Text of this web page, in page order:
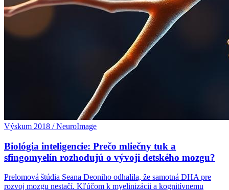
Výskum 2018 / NeuroImage
Biológia inteligencie: Prečo mliečny tuk a
sfingomyelín rozhodujú o vývoji detského mozgu?
Prelomová štúdia Seana Deoniho odhalila, že samotná DHA pre
rozvoj mozgu nestačí. Kľúčom k myelinizácii a kognitívnemu